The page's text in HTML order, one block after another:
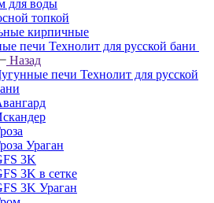
для воды
топкой
кирпичные
печи Технолит для русской бани
Назад
печи Технолит для русской
Ураган
3K
3K в сетке
3K Ураган